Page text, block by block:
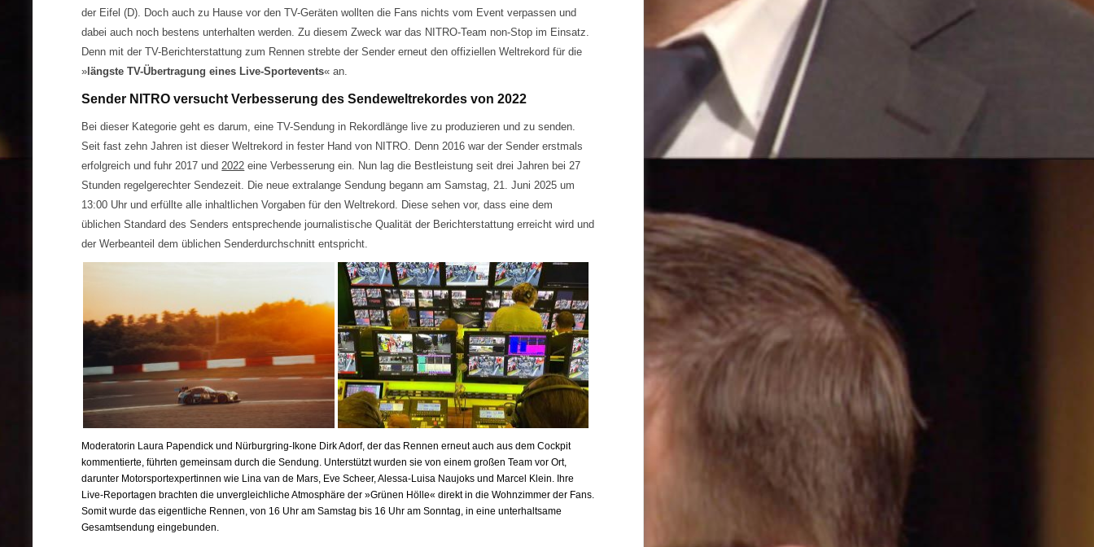
der Eifel (D). Doch auch zu Hause vor den TV-Geräten wollten die Fans nichts vom Event verpassen und
dabei auch noch bestens unterhalten werden. Zu diesem Zweck war das NITRO-Team non-Stop im Einsatz.
Denn mit der TV-Berichterstattung zum Rennen strebte der Sender erneut den offiziellen Weltrekord für die
» längste TV-Übertragung eines Live-Sportevents« an.
Sender NITRO versucht Verbesserung des Sendeweltrekordes von 2022
Bei dieser Kategorie geht es darum, eine TV-Sendung in Rekordlänge live zu produzieren und zu senden.
Seit fast zehn Jahren ist dieser Weltrekord in fester Hand von NITRO. Denn 2016 war der Sender erstmals
erfolgreich und fuhr 2017 und2022 eine Verbesserung ein. Nun lag die Bestleistung seit drei Jahren bei 27
Stunden regelgerechter Sendezeit. Die neue extralange Sendung begann am Samstag, 21. Juni 2025 um
13:00 Uhr und erfüllte alle inhaltlichen Vorgaben für den Weltrekord. Diese sehen vor, dass eine dem
üblichen Standard des Senders entsprechende journalistische Qualität der Berichterstattung erreicht wird und
der Werbeanteil dem üblichen Senderdurchschnitt entspricht.
Moderatorin Laura Papendick und Nürburgring-Ikone Dirk Adorf, der das Rennen erneut auch aus dem Cockpit
kommentierte, führten gemeinsam durch die Sendung. Unterstützt wurden sie von einem großen Team vor Ort,
darunter Motorsportexpertinnen wie Lina van de Mars, Eve Scheer, Alessa-Luisa Naujoks und Marcel Klein. Ihre
Live-Reportagen brachten die unvergleichliche Atmosphäre der »Grünen Hölle« direkt in die Wohnzimmer der Fans.
Somit wurde das eigentliche Rennen, von 16 Uhr am Samstag bis 16 Uhr am Sonntag, in eine unterhaltsame
Gesamtsendung eingebunden.